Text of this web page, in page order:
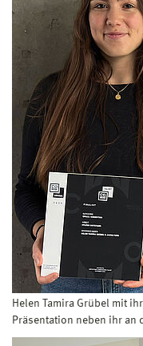
Helen Tamira Grübel mit
Präsentation neben ihr an